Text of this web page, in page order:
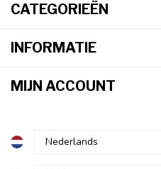
CATEGORIEËN
INFORMATIE
MIJN ACCOUNT